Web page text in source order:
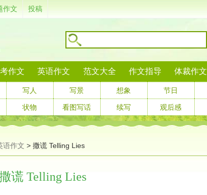
作文 投稿
作文 英语作文 范文大全 作文指导 体裁作文
写人 写景 想象 节日
状物 看图写话 续写 观后感
语作文 > 撒谎 Telling Lies
谎 Telling Lies